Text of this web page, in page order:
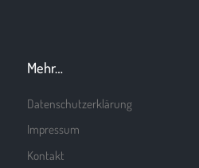
Mehr…
Datenschutzerklärung
Impressum
Kontakt